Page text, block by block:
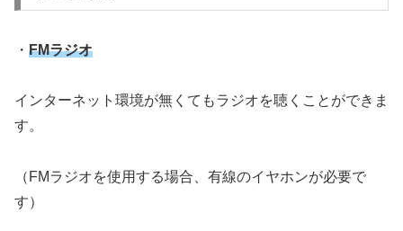
・ FMラジオ
インターネット環境が無くてもラジオを聴くことができま
す。
（FMラジオを使用する場合、有線のイヤホンが必要で
す）